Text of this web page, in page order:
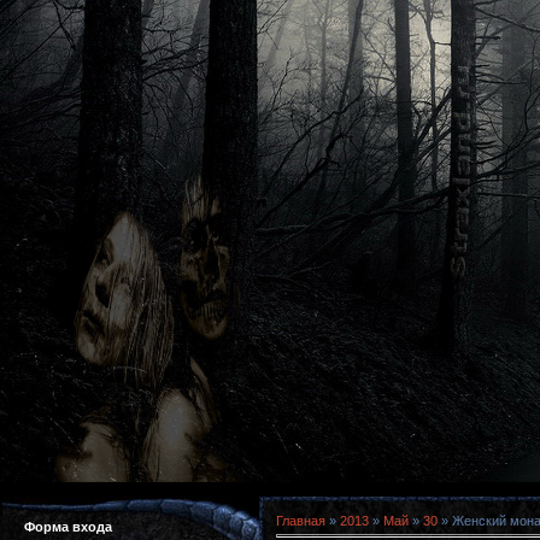
Форма входа Главная » 2013 » Май » 30 » Женский